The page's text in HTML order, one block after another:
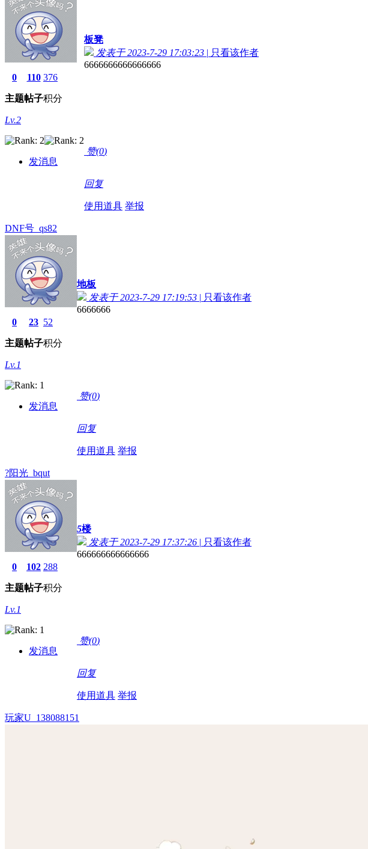
0
主题
110
帖子
376
积分
Lv.2
发消息
板凳
发表于 2023-7-29 17:03:23 | 只看该作者
6666666666666666
赞(0)
回复
使用道具 举报
DNF号_qs82
0
主题
23
帖子
52
积分
Lv.1
发消息
地板
发表于 2023-7-29 17:19:53 | 只看该作者
6666666
赞(0)
回复
使用道具 举报
?阳光_bqut
0
主题
102
帖子
288
积分
Lv.1
发消息
5楼
发表于 2023-7-29 17:37:26 | 只看该作者
666666666666666
赞(0)
回复
使用道具 举报
玩家U_138088151